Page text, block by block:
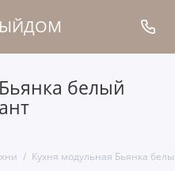
белый
Кухня модульная Бьянка